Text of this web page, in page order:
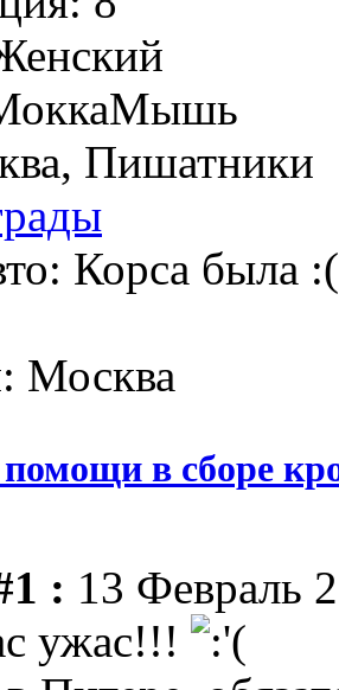
Пишатники
Корса была
Москва
в сборе
: 13 Февраль
ужас!!!